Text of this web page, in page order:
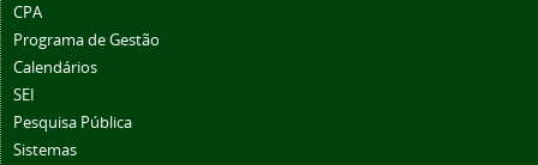
CPA
Programa de Gestão
Calendários
SEI
Pesquisa Pública
Sistemas